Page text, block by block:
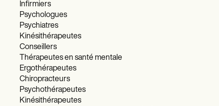
Infirmiers
Psychologues
Psychiatres
Kinésithérapeutes
Conseillers
Thérapeutes en santé mentale
Ergothérapeutes
Chiropracteurs
Psychothérapeutes
Kinésithérapeutes